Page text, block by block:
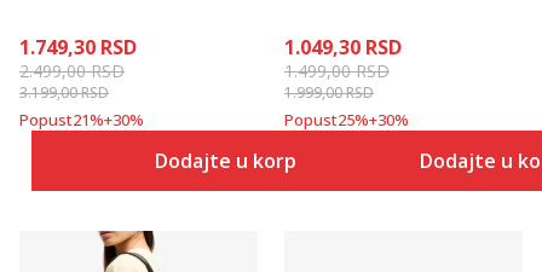
1.749,30 RSD
2.499,00RSD
3.199,00RSD
Popust21%+30%
Dodajte u korpu
1.049,30 RSD
1.499,00RSD
1.999,00RSD
Popust25%+30%
Dodajte u